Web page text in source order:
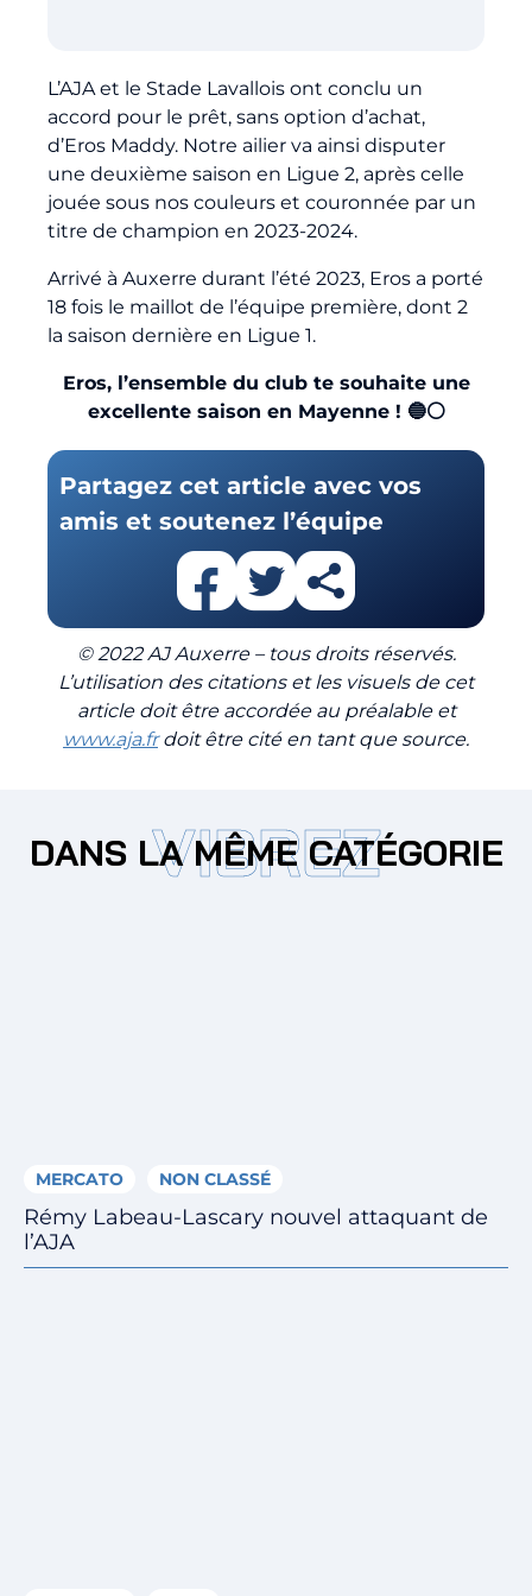
🇨🇳L’AJA et le Stade Lavallois ont conclu un
accord pour le prêt, sans option d’achat,
d’Eros Maddy. Notre ailier va ainsi disputer
une deuxième saison en Ligue 2, après celle
jouée sous nos couleurs et couronnée par un
titre de champion en 2023-2024.
Arrivé à Auxerre durant l’été 2023, Eros a porté
18 fois le maillot de l’équipe première, dont 2
la saison dernière en Ligue 1.
Eros, l’ensemble du club te souhaite une
excellente saison en Mayenne ! 🔵⚪
Partagez cet article avec vos
amis et soutenez l’équipe
© 2022 AJ Auxerre – tous droits réservés.
L’utilisation des citations et les visuels de cet
article doit être accordée au préalable et
www.aja.frdoit être cité en tant que source.
VIBREZ
DANS LA MÊME CATÉGORIE
MERCATO NON CLASSÉ
Rémy Labeau-Lascary nouvel attaquant de
l’AJA